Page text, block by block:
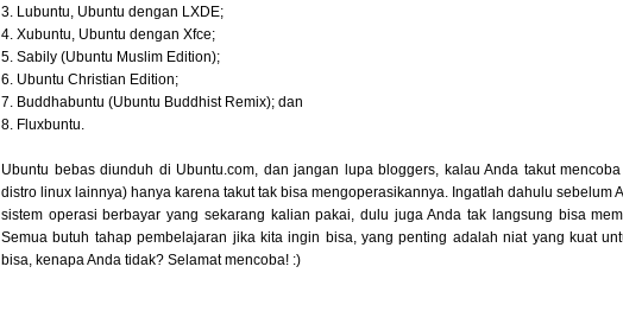
3. Lubuntu, Ubuntu dengan LXDE;
4. Xubuntu, Ubuntu dengan Xfce;
5. Sabily (Ubuntu Muslim Edition);
6. Ubuntu Christian Edition;
7. Buddhabuntu (Ubuntu Buddhist Remix); dan
8. Fluxbuntu.
Ubuntu bebas diunduh di Ubuntu.com, dan jangan lupa bloggers, kalau Anda takut
distro linux lainnya) hanya karena takut tak bisa mengoperasikannya. Ingatlah dahulu sebelum
sistem operasi berbayar yang sekarang kalian pakai, dulu juga Anda tak langsung bisa
Semua butuh tahap pembelajaran jika kita ingin bisa, yang penting adalah niat yang kuat
bisa, kenapa Anda tidak? Selamat mencoba! :)